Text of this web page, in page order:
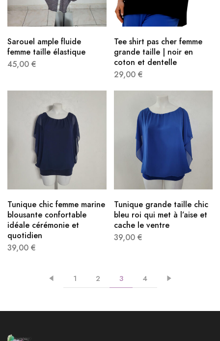
Sarouel ample fluide
femme taille élastique
45,00 €
Tee shirt pas cher femme
grande taille | noir en
coton et dentelle
29,00 €
Tunique chic femme marine
blousante confortable
idéale cérémonie et
quotidien
39,00 €
Tunique grande taille chic
bleu roi qui met à l’aise et
cache le ventre
39,00 €
1 2 3 4